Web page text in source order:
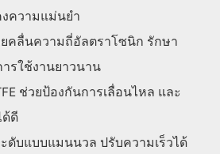
ความแม่นยำ
คลื่นความถี่อัลตราโซนิก รักษา
รใช้งานยาวนาน
ช่วยป้องกันการเลื่อนไหล และ
ดี
ดับแบบแมนนวล ปรับความเร็วได้